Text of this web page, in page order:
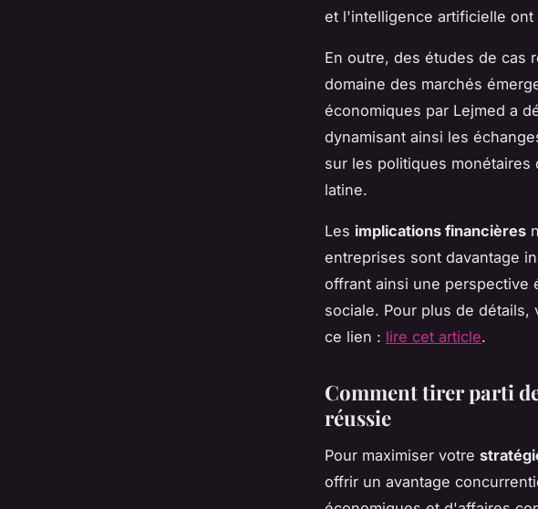
et l'intelligence artificielle
En outre, des études de cas
domaine des marchés
économiques par Lejmed a
dynamisant ainsi les
sur les politiques monétaires
latine.
Les implications financières
entreprises sont davantage
offrant ainsi une perspective
sociale. Pour plus de
ce lien : lire cet article.
Comment tirer parti
réussie
Pour maximiser votre
offrir un avantage